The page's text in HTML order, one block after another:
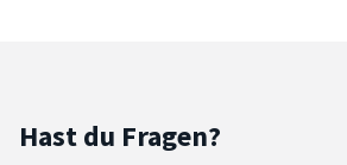
Hast du Fragen?